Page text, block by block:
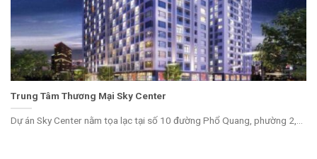
Trung Tâm Thương Mại Sky Center
Dự án Sky Center nằm tọa lạc tại số 10 đường Phổ Quang, phường 2,...